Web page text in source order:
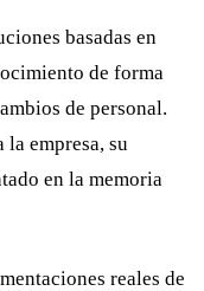
basadas en
de forma
de personal.
empresa, su
en la memoria
reales de